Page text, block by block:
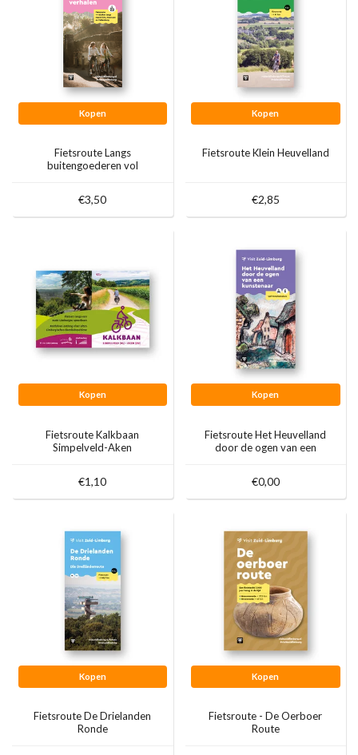
Kopen
Fietsroute Langs
buitengoederen vol
€3,50
Kopen
Fietsroute Klein Heuvelland
€2,85
Kopen
Fietsroute Kalkbaan
Simpelveld-Aken
€1,10
Kopen
Fietsroute Het Heuvelland
door de ogen van een
€0,00
Kopen
Fietsroute De Drielanden
Ronde
Kopen
Fietsroute - De Oerboer
Route